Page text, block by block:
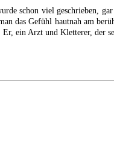
schon viel geschrieben,
das Gefühl hautnah am
ein Arzt und Kletterer, der